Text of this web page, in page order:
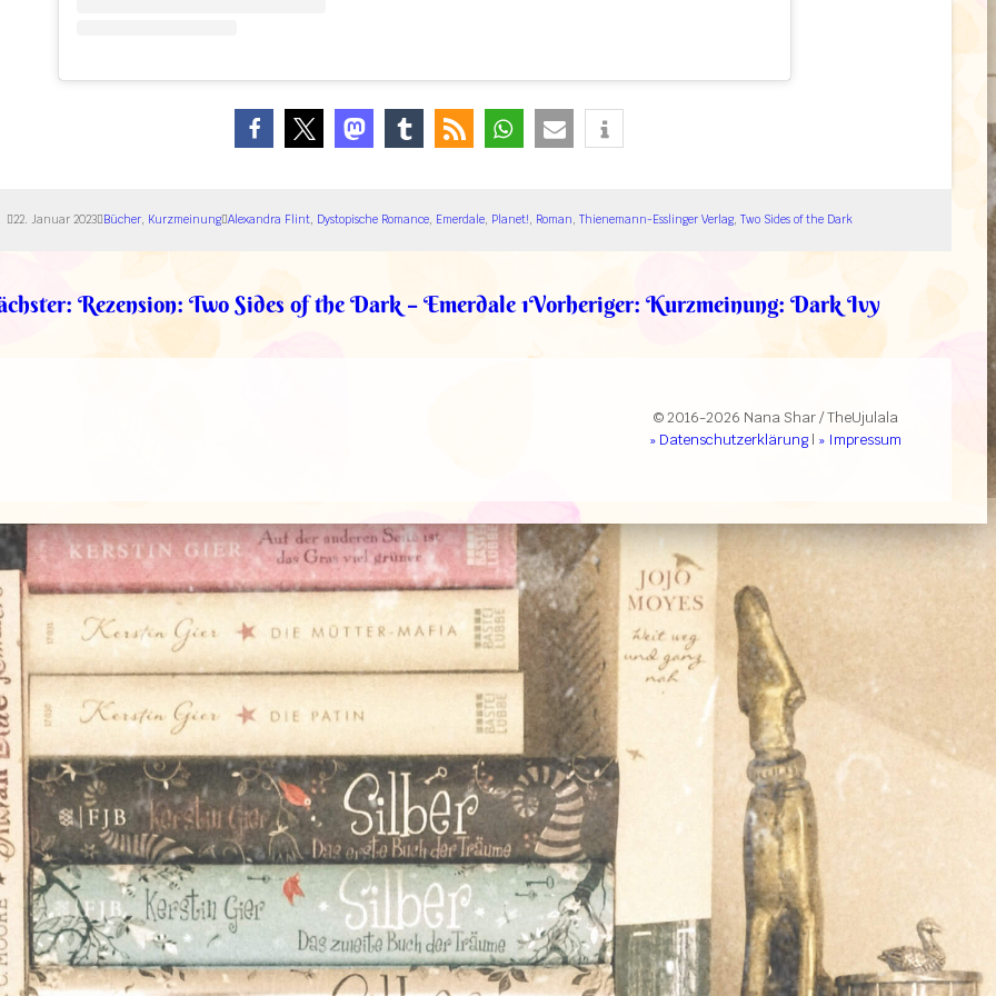
22. Januar 2023 Bücher, Kurzmeinung Alexandra Flint, Dystopische Romance, Emerdale, Planet!, Roman, Thienemann-Esslinger Verlag, Two Sides of the Dark
Rezension: Two Sides of the Dark – Emerdale 1Vorheriger: Kurzmeinung: Dark Ivy
© 2016-2026 Nana Shar / TheUjulala
» Datenschutzerklärung| » Impressum